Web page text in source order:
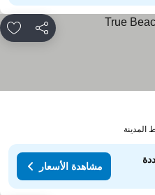
مشاركة
مشاهدة الأسعار